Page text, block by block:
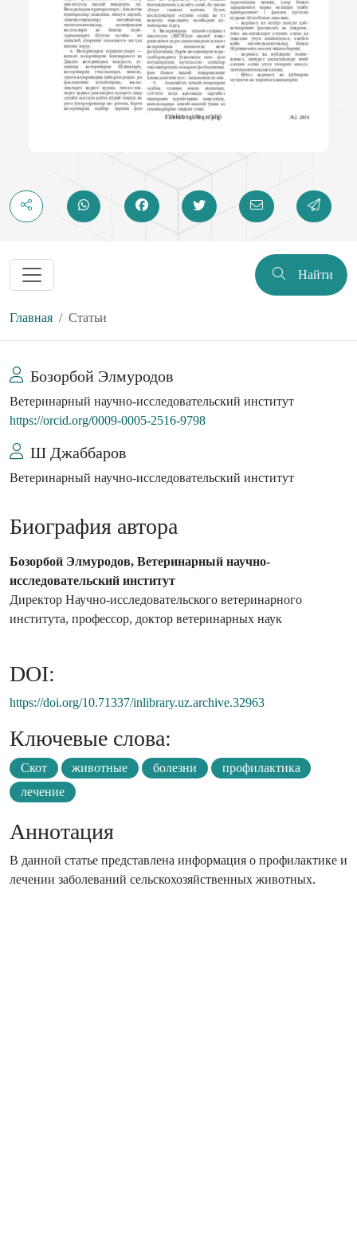
Найти
Главная Статьи
Бозорбой Элмуродов
Ветеринарный научно-исследовательский институт
https://orcid.org/0009-0005-2516-9798
Ш Джаббаров
Ветеринарный научно-исследовательский институт
Биография автора
Бозорбой Элмуродов, Ветеринарный научно-
исследовательский институт
Директор Научно-исследовательского ветеринарного
института, профессор, доктор ветеринарных наук
DOI:
https://doi.org/10.71337/inlibrary.uz.archive.32963
Ключевые слова:
Скот животные болезни
профилактика
лечение
Аннотация
В данной статье представлена ​​информация о профилактике и
лечении заболеваний сельскохозяйственных животных.